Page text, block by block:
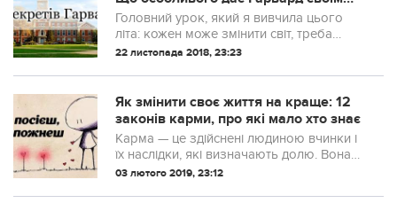
студентам
Головний урок, який я вивчила цього
літа: кожен може змінити світ, треба
лише докласти особистих зусиль
22 листопада 2018, 23:23
Як змінити своє життя на краще: 12
законів карми, про які мало хто знає
Карма — це здійснені людиною вчинки і
їх наслідки, які визначають долю. Вона
допомагає нам переосмислити життя і
можна уникнути результатів наших
03 лютого 2019, 23:12